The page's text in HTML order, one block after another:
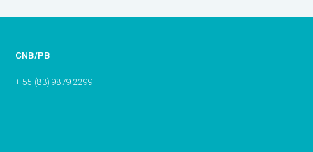
CNB/PB
+ 55 (83) 9879-2299